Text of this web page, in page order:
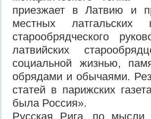
приезжает в Латвию и
местных
старообрядческого
латвийских
социальной жизнью,
обрядами и обычаями.
статей в парижских
была Россия».
Русская Рига, по